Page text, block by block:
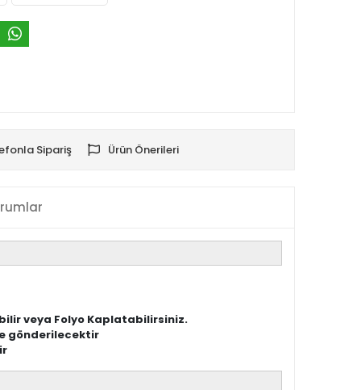
Sipariş Ürün Önerileri
veya Folyo Kaplatabilirsiniz.
gönderilecektir